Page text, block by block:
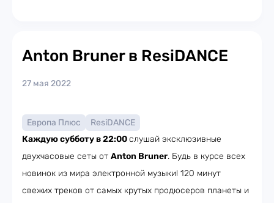
Anton Bruner в ResiDANCE
27 мая 2022
Европа Плюс
ResiDANCE
Каждую субботу в 22:00слушай эксклюзивные
двухчасовые сеты от Anton Bruner. Будь в курсе всех
новинок из мира электронной музыки! 120 минут
свежих треков от самых крутых продюсеров планеты и